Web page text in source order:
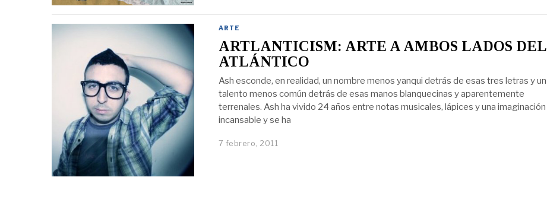
ARTE
ARTLANTICISM: ARTE A AMBOS LADOS DEL
ATLÁNTICO
Ash esconde, en realidad, un nombre menos yanqui detrás de esas tres letras y un
talento menos común detrás de esas manos blanquecinas y aparentemente
terrenales. Ash ha vivido 24 años entre notas musicales, lápices y una imaginación
incansable y se ha
7 febrero, 2011